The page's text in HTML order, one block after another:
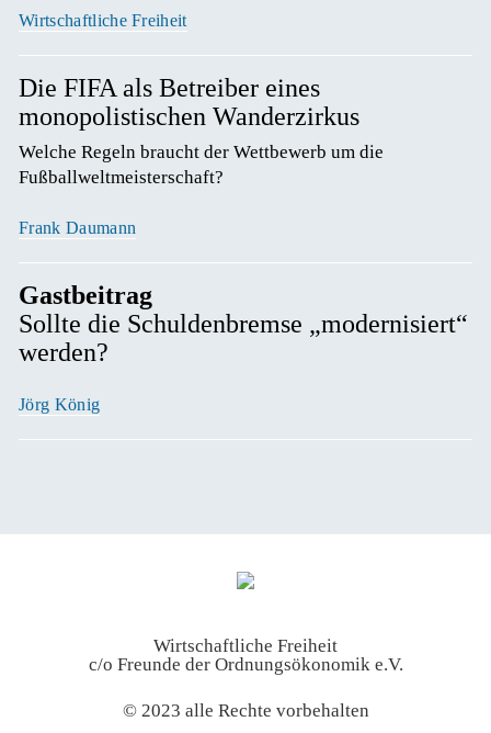
Wirtschaftliche Freiheit
Die FIFA als Betreiber eines
monopolistischen Wanderzirkus
Welche Regeln braucht der Wettbewerb um die
Fußballweltmeisterschaft?
Frank Daumann
Gastbeitrag
Sollte die Schuldenbremse „modernisiert“
werden?
Jörg König
Wirtschaftliche Freiheit
c/o Freunde der Ordnungsökonomik e.V.
© 2023 alle Rechte vorbehalten